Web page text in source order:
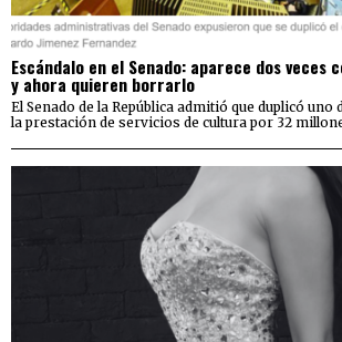
Escándalo en el Senado: aparece dos
y ahora quieren borrarlo
El Senado de la República admitió que duplicó
la prestación de servicios de cultura por 32